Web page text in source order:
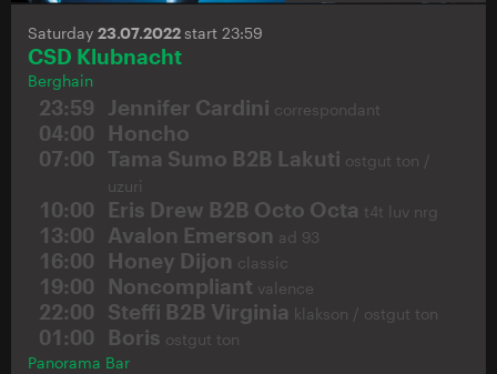
Saturday 23.07.2022start 23:59
CSD Klubnacht
Berghain
23:59 Jennifer Cardini correspondant
04:00
Honcho
07:00
Tama Sumo B2B Lakuti ostgut ton /
uzuri
10:00 Eris Drew B2B Octo Octa t4t luv nrg
13:00 Avalon Emerson ad 93
16:00 Honey Dijon classic
19:00 Noncompliant valence
22:00 Steffi B2B Virginia klakson / ostgut ton
01:00 Boris ostgut ton
Panorama Bar